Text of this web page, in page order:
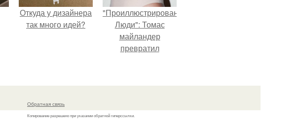
Откуда у дизайнера
так много идей?
"Проиллюстрированные
Люди": Томас
майландер
превратил
Обратная связь
Копирование разрешено при указании обратной гиперссылки.